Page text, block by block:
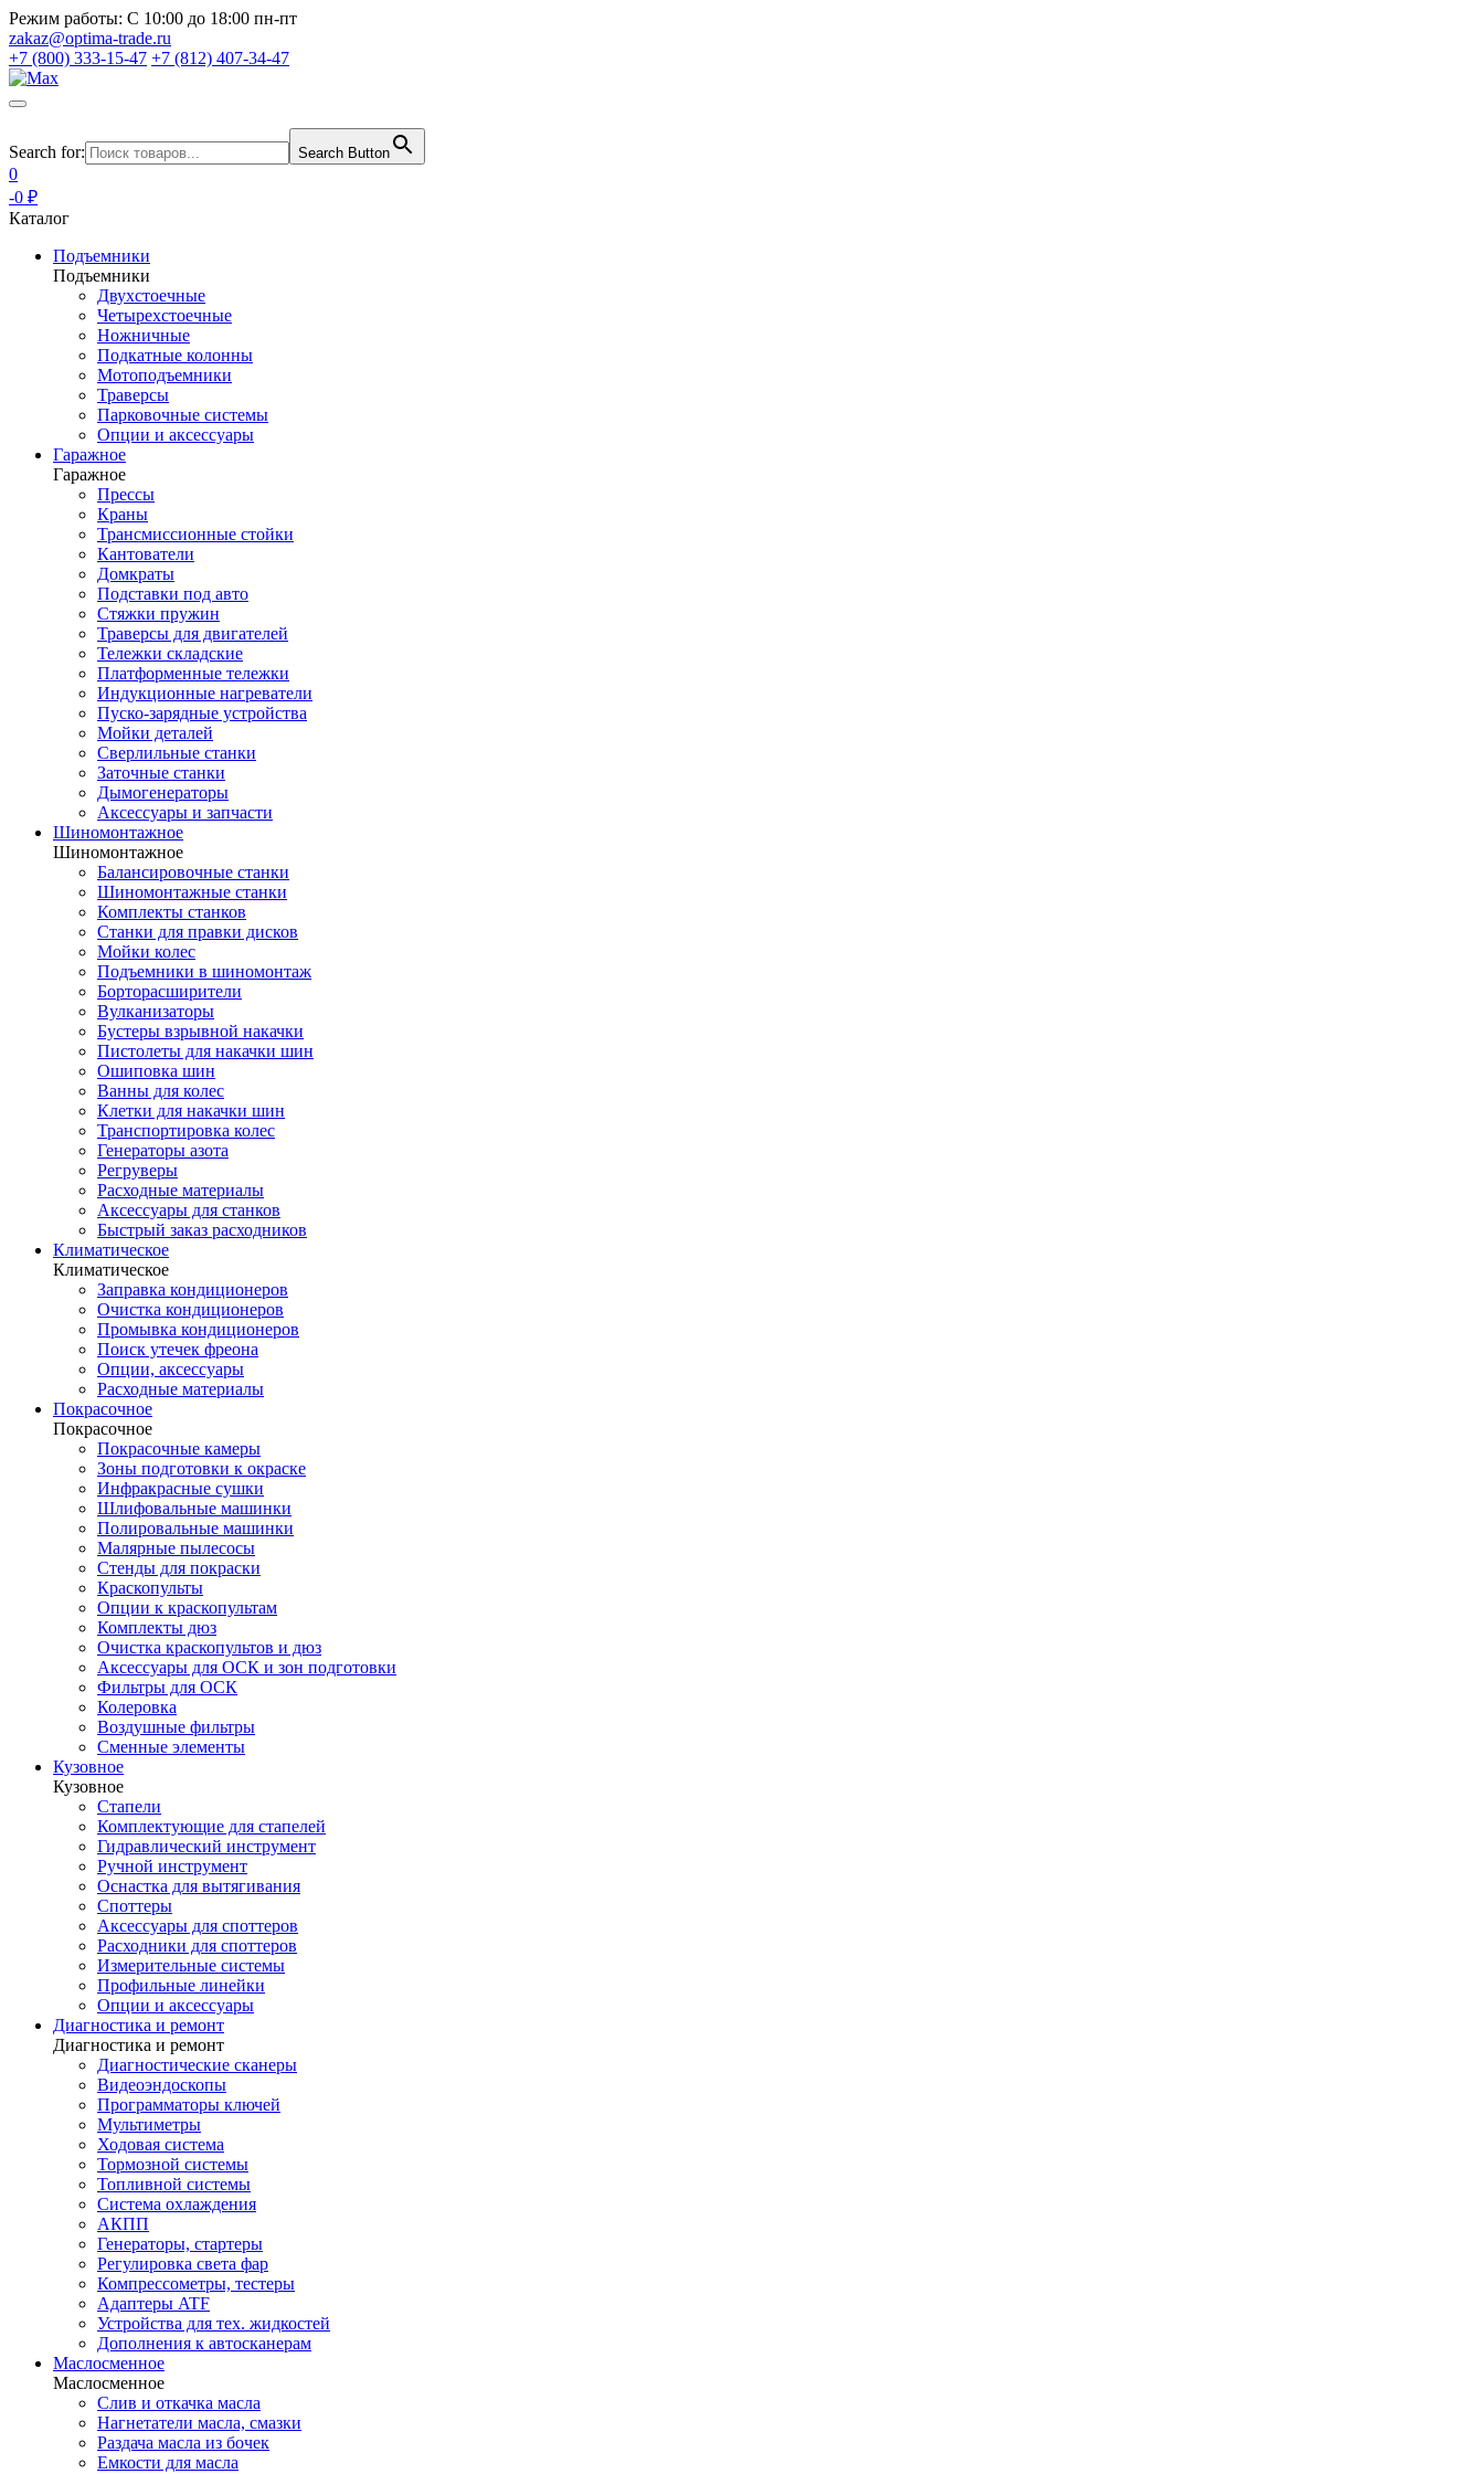
Режим работы: С 10:00 до 18:00 пн-пт
zakaz@optima-trade.ru
+7 (800) 333-15-47 +7 (812) 407-34-47
Search for: Search Button
0
-0 ₽
Каталог
Подъемники
Подъемники
Двухстоечные
Четырехстоечные
Ножничные
Подкатные колонны
Мотоподъемники
Траверсы
Парковочные системы
Опции и аксессуары
Гаражное
Гаражное
Прессы
Краны
Трансмиссионные стойки
Кантователи
Домкраты
Подставки под авто
Стяжки пружин
Траверсы для двигателей
Тележки складские
Платформенные тележки
Индукционные нагреватели
Пуско-зарядные устройства
Мойки деталей
Сверлильные станки
Заточные станки
Дымогенераторы
Аксессуары и запчасти
Шиномонтажное
Шиномонтажное
Балансировочные станки
Шиномонтажные станки
Комплекты станков
Станки для правки дисков
Мойки колес
Подъемники в шиномонтаж
Борторасширители
Вулканизаторы
Бустеры взрывной накачки
Пистолеты для накачки шин
Ошиповка шин
Ванны для колес
Клетки для накачки шин
Транспортировка колес
Генераторы азота
Регруверы
Расходные материалы
Аксессуары для станков
Быстрый заказ расходников
Климатическое
Климатическое
Заправка кондиционеров
Очистка кондиционеров
Промывка кондиционеров
Поиск утечек фреона
Опции, аксессуары
Расходные материалы
Покрасочное
Покрасочное
Покрасочные камеры
Зоны подготовки к окраске
Инфракрасные сушки
Шлифовальные машинки
Полировальные машинки
Малярные пылесосы
Стенды для покраски
Краскопульты
Опции к краскопультам
Комплекты дюз
Очистка краскопультов и дюз
Аксессуары для ОСК и зон подготовки
Фильтры для ОСК
Колеровка
Воздушные фильтры
Сменные элементы
Кузовное
Кузовное
Стапели
Комплектующие для стапелей
Гидравлический инструмент
Ручной инструмент
Оснастка для вытягивания
Споттеры
Аксессуары для споттеров
Расходники для споттеров
Измерительные системы
Профильные линейки
Опции и аксессуары
Диагностика и ремонт
Диагностика и ремонт
Диагностические сканеры
Видеоэндоскопы
Программаторы ключей
Мультиметры
Ходовая система
Тормозной системы
Топливной системы
Система охлаждения
АКПП
Генераторы, стартеры
Регулировка света фар
Компрессометры, тестеры
Адаптеры ATF
Устройства для тех. жидкостей
Дополнения к автосканерам
Маслосменное
Маслосменное
Слив и откачка масла
Нагнетатели масла, смазки
Раздача масла из бочек
Емкости для масла